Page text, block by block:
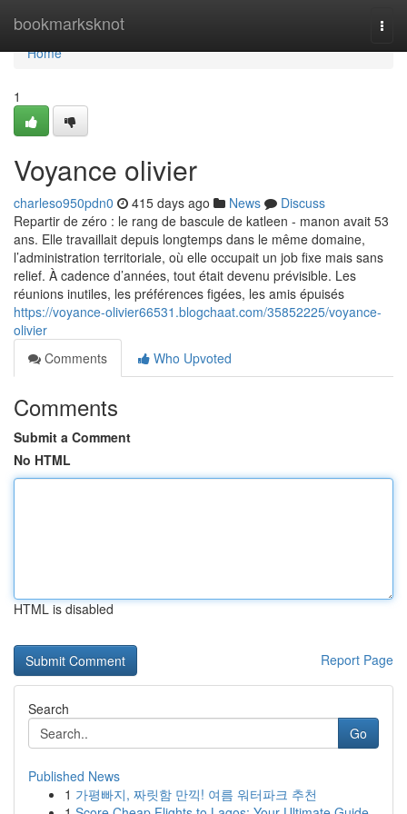
bookmarksknot
Home
Home
1
Voyance olivier
charleso950pdn0 415 days ago News
Discuss
Repartir de zéro : le rang de bascule de katleen - manon avait 53
ans. Elle travaillait depuis longtemps dans le même domaine,
l’administration territoriale, où elle occupait un job fixe mais sans
relief. À cadence d’années, tout était devenu prévisible. Les
réunions inutiles, les préférences figées, les amis épuisés
https://voyance-olivier66531.blogchaat.com/35852225/voyance-
olivier
Comments
Who Upvoted
Comments
Submit a Comment
No HTML
HTML is disabled
Report Page
Search
Go
Published News
1 가평빠지, 짜릿함 만끽! 여름 워터파크 추천